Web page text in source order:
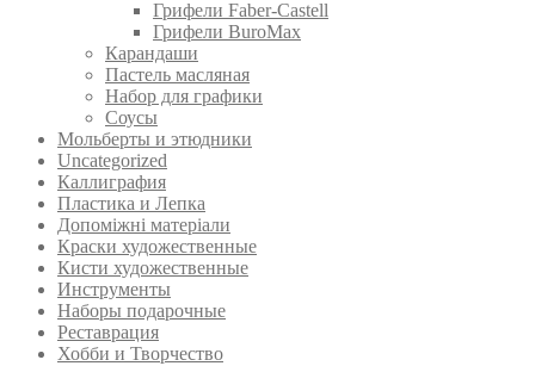
Грифели Faber-Castell
Грифели BuroMax
Карандаши
Пастель масляная
Набор для графики
Соусы
Мольберты и этюдники
Uncategorized
Каллиграфия
Пластика и Лепка
Допоміжні матеріали
Краски художественные
Кисти художественные
Инструменты
Наборы подарочные
Реставрация
Хобби и Творчество